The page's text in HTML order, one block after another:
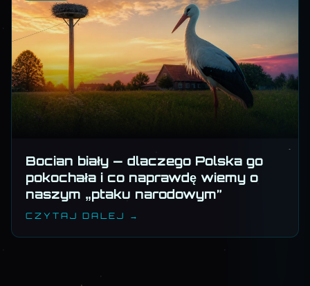
Bocian biały — dlaczego Polska go
pokochała i co naprawdę wiemy o
naszym „ptaku narodowym”
CZYTAJ DALEJ →